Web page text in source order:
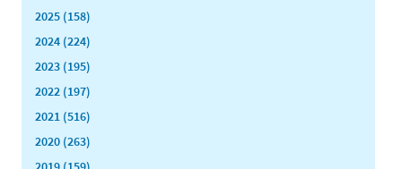
2025 (158)
2024 (224)
2023 (195)
2022 (197)
2021 (516)
2020 (263)